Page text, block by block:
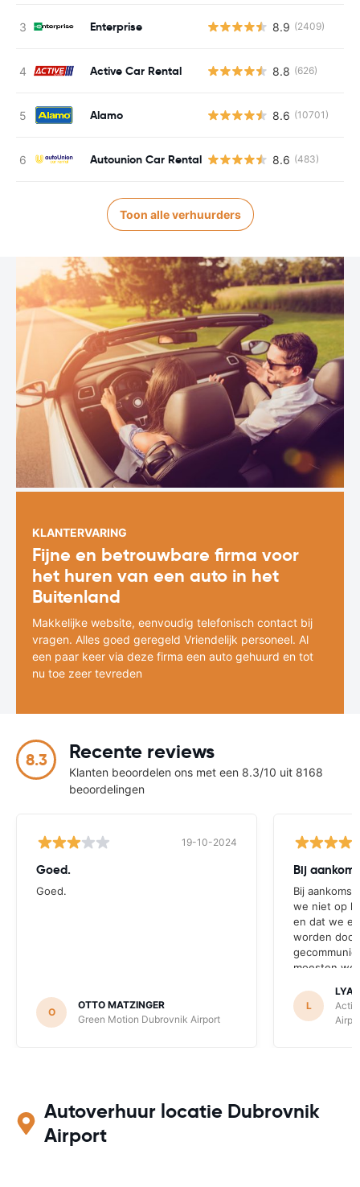
Enterprise 8.9 (2409)
Active Car Rental 8.8 (626)
Alamo 8.6 (10701)
Autounion Car Rental 8.6 (483)
Toon alle verhuurders
KLANTERVARING
Fijne en betrouwbare firma voor
het huren van een auto in het
Buitenland
Makkelijke website, eenvoudig telefonisch contact bij
vragen. Alles goed geregeld Vriendelijk personeel. Al
een paar keer via deze firma een auto gehuurd en tot
nu toe zeer tevreden
8.3 Recente reviews
Klanten beoordelen ons met een 8.3/10 uit 8168
beoordelingen
19-10-2024
Goed.
Goed.
O
OTTO MATZINGER
Green Motion Dubrovnik Airport
Bij
Bij
we niet op
en dat we
worden
moesten we
L
Autoverhuur locatie Dubrovnik
Airport